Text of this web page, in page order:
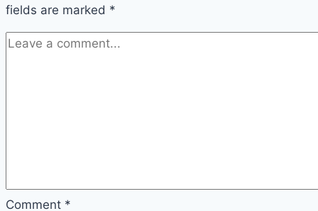
iluminatorul
Eye
Luminizer
fields are marked *
Comment *